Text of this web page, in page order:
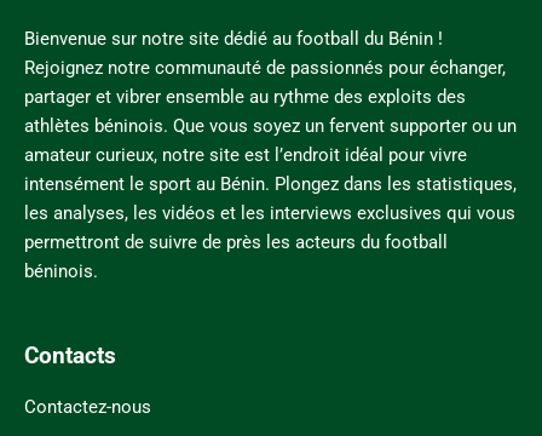
Bienvenue sur notre site dédié au football du Bénin !
Rejoignez notre communauté de passionnés pour échanger,
partager et vibrer ensemble au rythme des exploits des
athlètes béninois. Que vous soyez un fervent supporter ou un
amateur curieux, notre site est l’endroit idéal pour vivre
intensément le sport au Bénin. Plongez dans les statistiques,
les analyses, les vidéos et les interviews exclusives qui vous
permettront de suivre de près les acteurs du football
béninois.
Contacts
Contactez-nous